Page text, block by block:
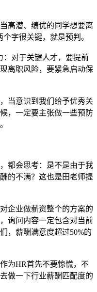
高潜、绩优的同学想要离
字很关键，就是预判。
：对于关键人才，要提前
离职风险，要紧急启动保
当意识到我们给予优秀关
，一定要主张做一些预防
都会思考：是不是由于我
的不满？这也是田老师提
企业做薪资整个的方案的
询问内容一定包含对当前
，薪酬满意度超过50%的
为HR首先不要惊慌，不
做一下行业薪酬匹配度的